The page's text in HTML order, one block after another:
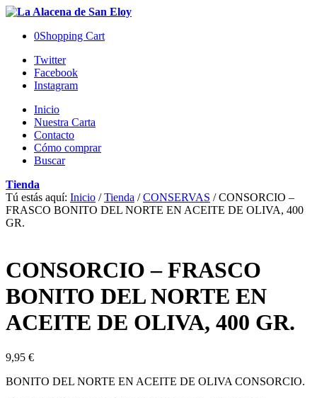
0Shopping Cart
Twitter
Facebook
Instagram
Inicio
Nuestra Carta
Contacto
Cómo comprar
Buscar
Tienda
Tú estás aquí: Inicio / Tienda / CONSERVAS / CONSORCIO –
FRASCO BONITO DEL NORTE EN ACEITE DE OLIVA, 400
GR.
CONSORCIO – FRASCO
BONITO DEL NORTE EN
ACEITE DE OLIVA, 400 GR.
9,95 €
BONITO DEL NORTE EN ACEITE DE OLIVA CONSORCIO.